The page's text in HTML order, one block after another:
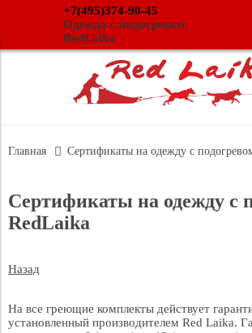
+7(495)374-90-45
Одежда с подогревом
RedLaika
Главная Сертификаты на одежду с
Сертификаты на одежду с
RedLaika
Назад
На все греющие комплекты действует
установленный производителем Red Laika.